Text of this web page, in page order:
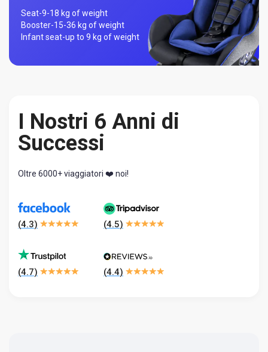
Seat-9-18 kg of weight
Booster-15-36 kg of weight
Infant seat-up to 9 kg of weight
I Nostri 6 Anni di
Successi
Oltre 6000+ viaggiatori ❤️ noi!
(4.3) (4.5)
(4.7) (4.4)